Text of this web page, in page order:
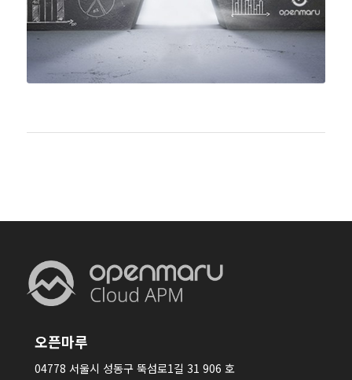
오픈마루
04778 서울시 성동구 뚝섬로1길 31 906 호